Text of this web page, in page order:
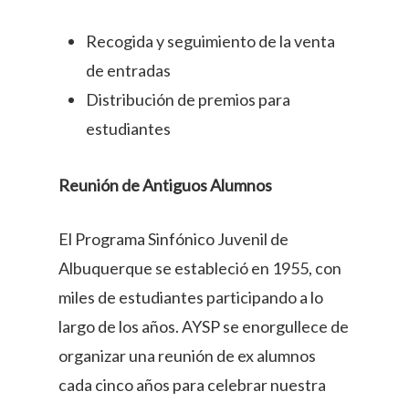
Recogida y seguimiento de la venta
de entradas
Distribución de premios para
estudiantes
Reunión de Antiguos Alumnos
El Programa Sinfónico Juvenil de
Albuquerque se estableció en 1955, con
miles de estudiantes participando a lo
largo de los años. AYSP se enorgullece de
organizar una reunión de ex alumnos
cada cinco años para celebrar nuestra